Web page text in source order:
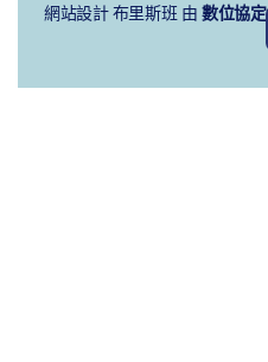
網站設計 布里斯班 由 數位協定